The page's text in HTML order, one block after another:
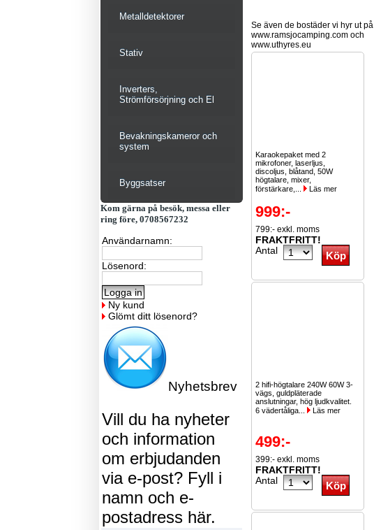
Metalldetektorer
Stativ
Inverters,
Strömförsörjning och El
Bevakningskameror och
system
Byggsatser
Kom gärna på besök, messa eller
ring före, 0708567232
Användarnamn:
Lösenord:
Ny kund
Glömt ditt lösenord?
Nyhetsbrev
Vill du ha nyheter
och information
om erbjudanden
via e-post? Fyll i
namn och e-
postadress här.
Se även de bostäder vi hyr ut på
www.ramsjocamping.com och
www.uthyres.eu
Karaokepaket med 2
mikrofoner, laserljus,
discoljus, blåtand, 50W
högtalare, mixer,
förstärkare,...
Läs mer
999:-
799:- exkl. moms
FRAKTFRITT!
Antal
2 hifi-högtalare 240W 60W 3-
vägs, guldpläterade
anslutningar, hög ljudkvalitet.
6 vädertåliga...
Läs mer
499:-
399:- exkl. moms
FRAKTFRITT!
Antal